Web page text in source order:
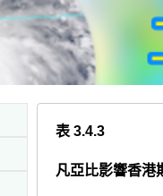
表 3.4.3
凡亞比影響香港